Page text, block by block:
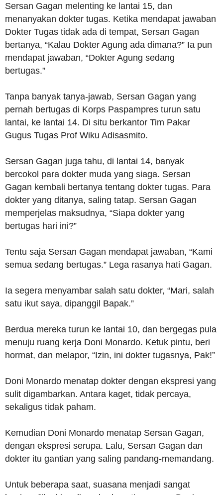
Sersan Gagan melenting ke lantai 15, dan
menanyakan dokter tugas. Ketika mendapat jawaban
Dokter Tugas tidak ada di tempat, Sersan Gagan
bertanya, “Kalau Dokter Agung ada dimana?” Ia pun
mendapat jawaban, “Dokter Agung sedang
bertugas.”
Tanpa banyak tanya-jawab, Sersan Gagan yang
pernah bertugas di Korps Paspampres turun satu
lantai, ke lantai 14. Di situ berkantor Tim Pakar
Gugus Tugas Prof Wiku Adisasmito.
Sersan Gagan juga tahu, di lantai 14, banyak
bercokol para dokter muda yang siaga. Sersan
Gagan kembali bertanya tentang dokter tugas. Para
dokter yang ditanya, saling tatap. Sersan Gagan
memperjelas maksudnya, “Siapa dokter yang
bertugas hari ini?”
Tentu saja Sersan Gagan mendapat jawaban, “Kami
semua sedang bertugas.” Lega rasanya hati Gagan.
Ia segera menyambar salah satu dokter, “Mari, salah
satu ikut saya, dipanggil Bapak.”
Berdua mereka turun ke lantai 10, dan bergegas pula
menuju ruang kerja Doni Monardo. Ketuk pintu, beri
hormat, dan melapor, “Izin, ini dokter tugasnya, Pak!”
Doni Monardo menatap dokter dengan ekspresi yang
sulit digambarkan. Antara kaget, tidak percaya,
sekaligus tidak paham.
Kemudian Doni Monardo menatap Sersan Gagan,
dengan ekspresi serupa. Lalu, Sersan Gagan dan
dokter itu gantian yang saling pandang-memandang.
Untuk beberapa saat, suasana menjadi sangat